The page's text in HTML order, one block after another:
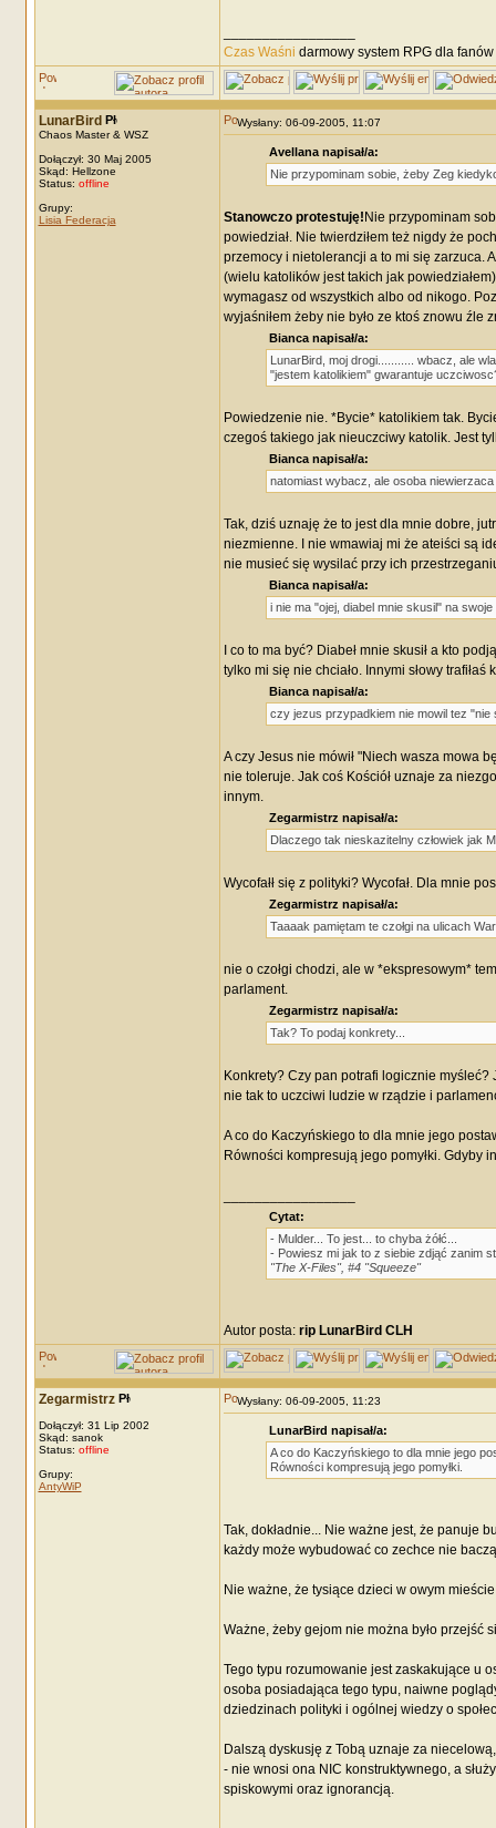
Czas Waśni darmowy system RPG dla
LunarBird
Chaos Master & WSZ
Dołączył: 30 Maj 2005
Skąd: Hellzone
Status: offline
Grupy:
Lisia Federacja
Wysłany: 06-09-2005, 11:07
Avellana napisał/a:
Nie przypominam sobie, żeby Zeg
Stanowczo protestuję! Nie przypominam
powiedział. Nie twierdziłem też nigdy że
przemocy i nietolerancji a to mi się zarzuca.
(wielu katolików jest takich jak
wymagasz od wszystkich albo od nikogo.
wyjaśniłem żeby nie było ze ktoś znowu źle
Bianca napisał/a:
LunarBird, moj drogi........... wbacz, ale
"jestem katolikiem" gwarantuje
Powiedzenie nie. *Bycie* katolikiem tak.
czegoś takiego jak nieuczciwy katolik. Jest
Bianca napisał/a:
natomiast wybacz, ale osoba
Tak, dziś uznaję że to jest dla mnie dobre,
niezmienne. I nie wmawiaj mi że ateiści są
nie musieć się wysilać przy ich
Bianca napisał/a:
i nie ma "ojej, diabel mnie skusil" na
I co to ma być? Diabeł mnie skusił a kto
tylko mi się nie chciało. Innymi słowy trafiłaś
Bianca napisał/a:
czy jezus przypadkiem nie mowil tez "nie
A czy Jesus nie mówił "Niech wasza mowa
nie toleruje. Jak coś Kościół uznaje za
innym.
Zegarmistrz napisał/a:
Dlaczego tak nieskazitelny człowiek jak
Wycofałł się z polityki? Wycofał. Dla mnie
Zegarmistrz napisał/a:
Taaaak pamiętam te czołgi na ulicach
nie o czołgi chodzi, ale w *ekspresowym*
parlament.
Zegarmistrz napisał/a:
Tak? To podaj konkrety...
Konkrety? Czy pan potrafi logicznie
nie tak to uczciwi ludzie w rządzie i
A co do Kaczyńskiego to dla mnie jego
Równości kompresują jego pomyłki. Gdyby
Cytat:
- Mulder... To jest... to chyba żółć...
- Powiesz mi jak to z siebie zdjąć zanim
"The X-Files", #4 "Squeeze"
Autor posta: rip LunarBird CLH
Zegarmistrz
Dołączył: 31 Lip 2002
Skąd: sanok
Status: offline
Grupy:
AntyWiP
Wysłany: 06-09-2005, 11:23
LunarBird napisał/a:
A co do Kaczyńskiego to dla mnie jego
Równości kompresują jego pomyłki.
Tak, dokładnie... Nie ważne jest, że panuje
każdy może wybudować co zechce nie
Nie ważne, że tysiące dzieci w owym
Ważne, żeby gejom nie można było przejść
Tego typu rozumowanie jest zaskakujące u
osoba posiadająca tego typu, naiwne
dziedzinach polityki i ogólnej wiedzy o
Dalszą dyskusję z Tobą uznaje za
- nie wnosi ona NIC konstruktywnego, a
spiskowymi oraz ignorancją.